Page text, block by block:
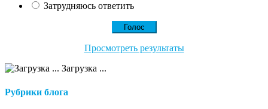
Затрудняюсь ответить
Просмотреть результаты
Загрузка ...
Рубрики блога